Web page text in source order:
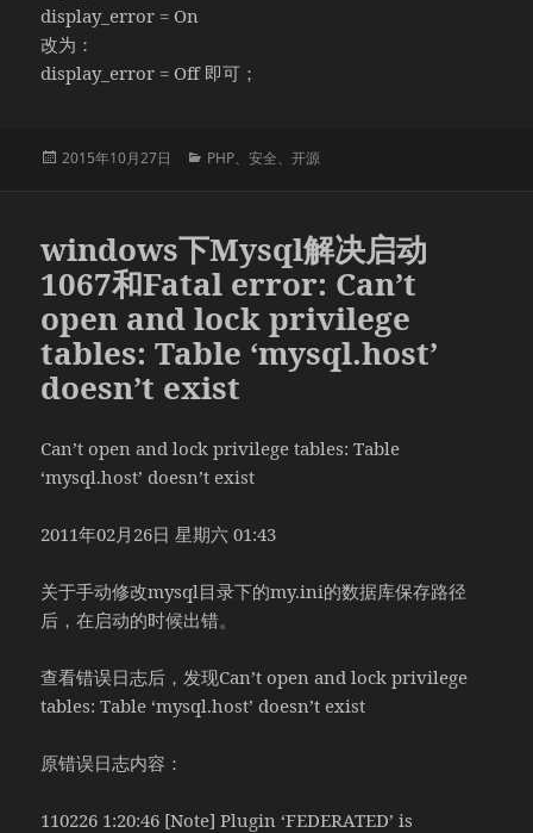
display_error = On
改为：
display_error = Off 即可；
发
2015年10月27日
分
PHP、安全、开源
windows下Mysql解决启动
1067和Fatal error: Can’t
open and lock privilege
tables: Table ‘mysql.host’
doesn’t exist
Can’t open and lock privilege tables: Table
‘mysql.host’ doesn’t exist
2011年02月26日 星期六 01:43
关于手动修改mysql目录下的my.ini的数据库保存路径
后，在启动的时候出错。
查看错误日志后，发现Can’t open and lock privilege
tables: Table ‘mysql.host’ doesn’t exist
原错误日志内容：
110226 1:20:46 [Note] Plugin ‘FEDERATED’ is